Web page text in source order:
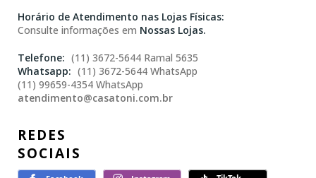
Horário de Atendimento nas Lojas Físicas:
Consulte informações em Nossas Lojas.
(11) 3672-5644 Ramal 5635
(11) 3672-5644 WhatsApp
(11) 99659-4354 WhatsApp
atendimento@casatoni.com.br
REDES
SOCIAIS